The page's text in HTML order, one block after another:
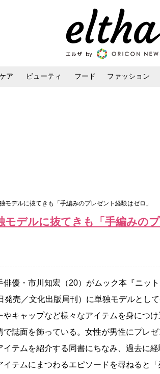
ア ビューティ フード ファッション
モデルに抜てきも「手編みのプレゼント経験はゼロ」
モデルに抜てきも「手編みの
優・市川知宏（20）がムック本『ニット
発売／文化出版局刊）に単独モデルとし
やキャップなど様々なアイテムを身につ
で誌面を飾っている。女性が男性にプレゼ
イテムを紹介する同書にちなみ、過去に
イテムにまつわるエピソードを尋ねると